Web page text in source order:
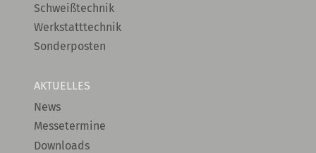
Schweißtechnik
Werkstatttechnik
Sonderposten
AKTUELLES
News
Messetermine
Downloads